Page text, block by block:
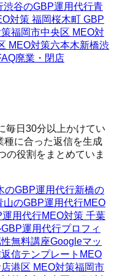
渋谷のGBP運用代行青
対策 福岡桜木町 GBP
福岡市中央区 MEO対
MEO対策六本木新橋渋
廃業・閉店
毎日30分以上かけてい
種に合った返信を生成
の役割をまとめていま
のGBP運用代行新橋の
山のGBP運用代行MEO
運用代行MEO対策 千葉
GBP運用代行プロフィ
無料講座Googleマッ
返信テンプレート MEO
港区 MEO対策福岡市